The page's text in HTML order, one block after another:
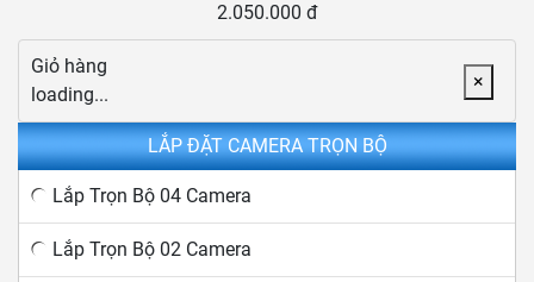
2.050.000 đ
×
Giỏ hàng
loading...
LẮP ĐẶT CAMERA TRỌN BỘ
Lắp Trọn Bộ 04 Camera
Lắp Trọn Bộ 02 Camera